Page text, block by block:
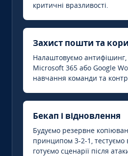
критичні вразливості.
Захист пошти та
Налаштовуємо антифішинг,
Microsoft 365 або Google
навчання команди та
Бекап і відновлення
Будуємо резервне
принципом 3-2-1, тестуємо
готуємо сценарії після